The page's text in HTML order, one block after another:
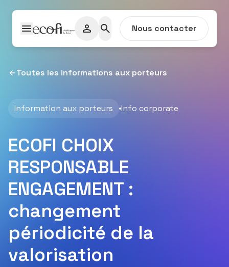
Nous contacter
Toutes les informations aux porteurs
Information aux porteurs Info corporate
ECOFI CHOIX
RESPONSABLE
ENGAGEMENT :
changement
périodicité de la
valorisation